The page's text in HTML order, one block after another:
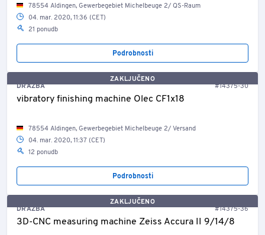
78554 Aldingen, Gewerbegebiet Michelbeuge 2/ QS-Raum
04. mar. 2020, 11:36 (CET)
21 ponudb
Podrobnosti
ZAKLJUČENO
DRAŽBA
#14375-30
vibratory finishing machine Olec CF1x18
78554 Aldingen, Gewerbegebiet Michelbeuge 2/ Versand
04. mar. 2020, 11:37 (CET)
12 ponudb
Podrobnosti
ZAKLJUČENO
DRAŽBA
#14375-36
3D-CNC measuring machine Zeiss Accura II 9/14/8